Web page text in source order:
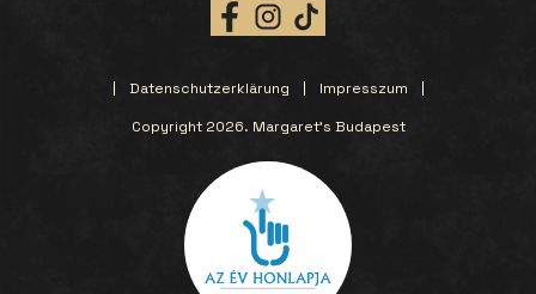
Datenschutzerklärung
Impresszum
Copyright 2026. Margaret’s Budapest